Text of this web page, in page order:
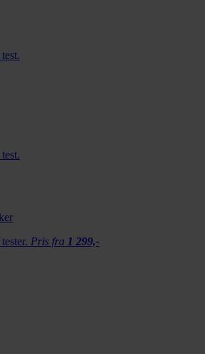
å analysere trafikken vår. Vi deler
om hvordan du bruker nettstedet
som kan kombinere den
du har gjort tilgjengelig for dem,
inn gjennom din bruk av
test.
test.
tester. Pris fra 1 299,-